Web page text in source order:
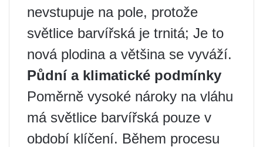
nevstupuje na pole, protože
světlice barvířská je trnitá; Je to
nová plodina a většina se vyváží.
Půdní a klimatické podmínky
Poměrně vysoké nároky na vláhu
má světlice barvířská pouze v
období klíčení. Během procesu